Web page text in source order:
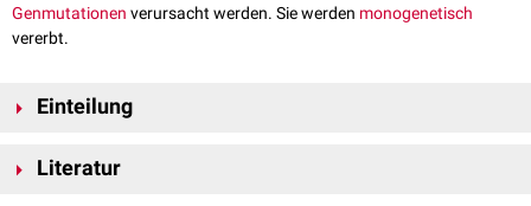
Genmutationen verursacht werden. Sie werden monogenetisch
vererbt.
Einteilung
Epidermolysis bullosa junctionalis
Literatur